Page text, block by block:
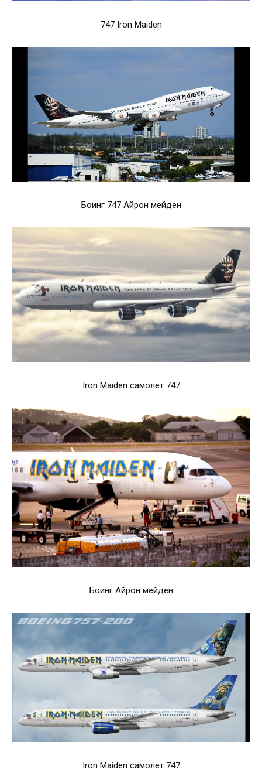
747 Iron Maiden
Боинг 747 Айрон мейден
Iron Maiden самолет 747
Боинг Айрон мейден
Iron Maiden самолет 747